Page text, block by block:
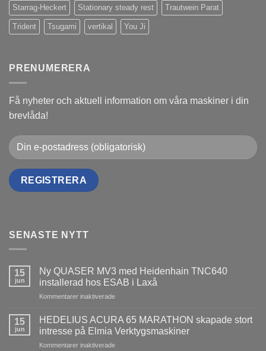
Starrag-Heckert Stationary steady rest Trautwein Parat
Trident Tsugami vertikal You Ji
PRENUMERERA
Få nyheter och aktuell information om våra maskiner i din
brevlåda!
SENASTE NYTT
15
jun
Ny QUASER MV3 med Heidenhain TNC640
installerad hos ESAB i Laxå
Kommentarer inaktiveradeför
QUASER
MV3
med
Heidenhain
15
jun
HEDELIUS ACURA 65 MARATHON skapade stort
intresse på Elmia Verktygsmaskiner
Kommentarer inaktiveradeför